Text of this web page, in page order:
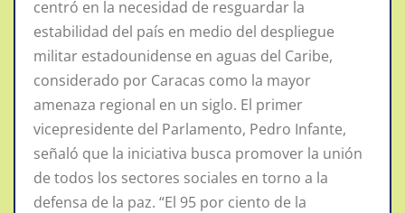
centró en la necesidad de resguardar la
estabilidad del país en medio del despliegue
militar estadounidense en aguas del Caribe,
considerado por Caracas como la mayor
amenaza regional en un siglo. El primer
vicepresidente del Parlamento, Pedro Infante,
señaló que la iniciativa busca promover la unión
de todos los sectores sociales en torno a la
defensa de la paz. “El 95 por ciento de la